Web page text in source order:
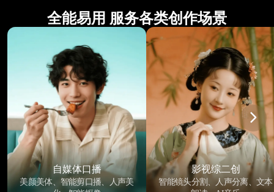
全能易用 服务各类创作场景
自媒体口播
美颜美体、智能剪口播、人声美
影视综二创
智能镜头分割、人声分离、文本